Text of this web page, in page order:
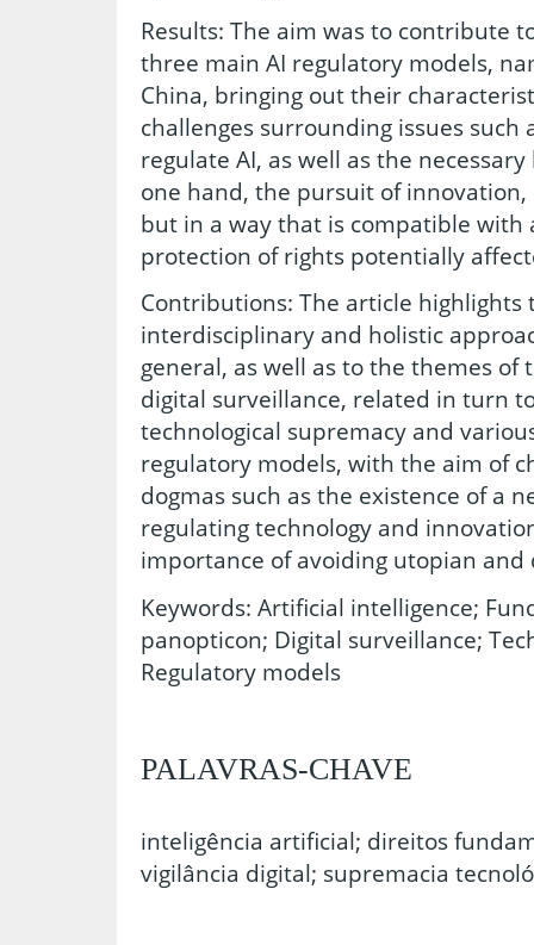
Results: The aim was to contribute
three main AI regulatory models,
China, bringing out their
challenges surrounding issues such
regulate AI, as well as the
one hand, the pursuit of
but in a way that is compatible with
protection of rights potentially
Contributions: The article
interdisciplinary and holistic
general, as well as to the themes
digital surveillance, related in turn
technological supremacy and
regulatory models, with the aim of
dogmas such as the existence of a
regulating technology and
importance of avoiding utopian and
Keywords: Artificial intelligence;
panopticon; Digital surveillance;
Regulatory models
PALAVRAS-CHAVE
inteligência artificial; direitos
vigilância digital; supremacia